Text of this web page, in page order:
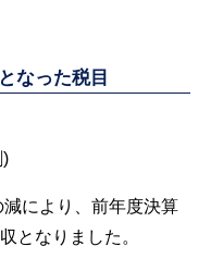
なった税目
)
により、前年度決算
となりました。